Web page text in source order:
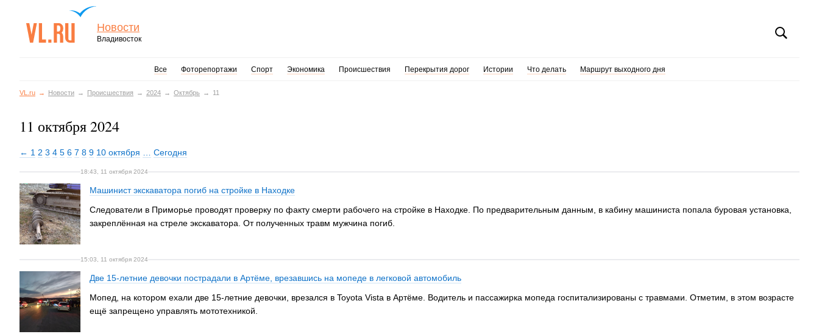
Новости
Владивосток
Все Фоторепортажи Спорт Экономика Происшествия Перекрытия дорог Истории Что делать Маршрут выходного дня
VL.ru Новости Происшествия 2024 Октябрь 11
11 октября 2024
← 1 2 3 4 5 6 7 8 9 10 октября Сегодня
18:43, 11 октября 2024
Машинист экскаватора погиб на стройке в Находке
Следователи в Приморье проводят проверку по факту смерти рабочего на стройке в Находке. По предварительным данным, в кабину машиниста попала буровая установка,
закреплённая на стреле экскаватора. От полученных травм мужчина погиб.
15:03, 11 октября 2024
Две 15-летние девочки пострадали в Артёме, врезавшись на мопеде в легковой автомобиль
Мопед, на котором ехали две 15-летние девочки, врезался в Toyota Vista в Артёме. Водитель и пассажирка мопеда госпитализированы с травмами. Отметим, в этом возрасте
ещё запрещено управлять мототехникой.